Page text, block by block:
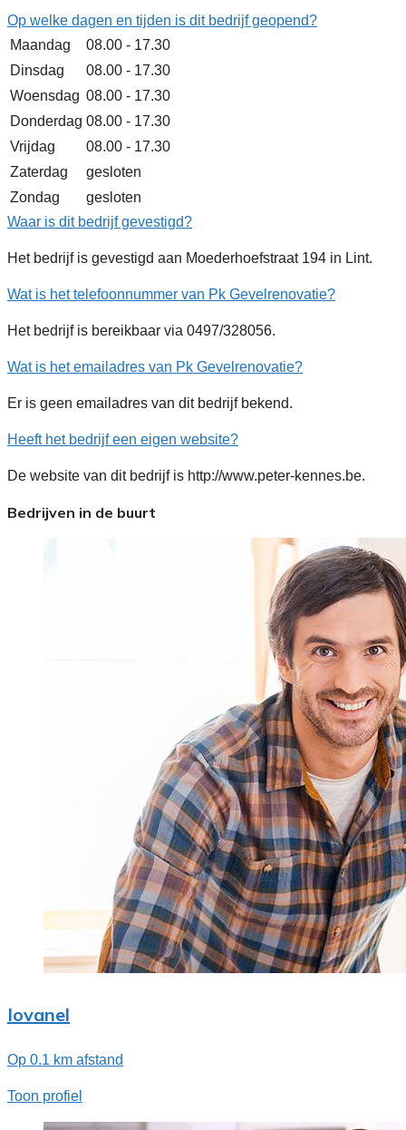
Op welke dagen en tijden is dit bedrijf geopend?
Maandag
08.00 - 17.30
Dinsdag
08.00 - 17.30
Woensdag 08.00 - 17.30
Donderdag 08.00 - 17.30
Vrijdag
08.00 - 17.30
Zaterdag
gesloten
Zondag
gesloten
Waar is dit bedrijf gevestigd?
Het bedrijf is gevestigd aan Moederhoefstraat 194 in Lint.
Wat is het telefoonnummer van Pk Gevelrenovatie?
Het bedrijf is bereikbaar via 0497/328056.
Wat is het emailadres van Pk Gevelrenovatie?
Er is geen emailadres van dit bedrijf bekend.
Heeft het bedrijf een eigen website?
De website van dit bedrijf is http://www.peter-kennes.be.
Bedrijven in de buurt
Iovanel
Op 0.1 km afstand
Toon profiel